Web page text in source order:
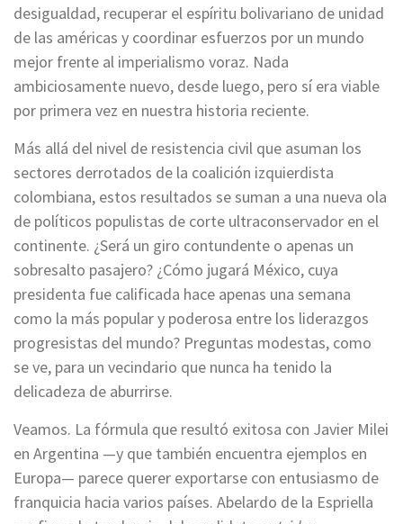
desigualdad, recuperar el espíritu bolivariano de unidad
de las américas y coordinar esfuerzos por un mundo
mejor frente al imperialismo voraz. Nada
ambiciosamente nuevo, desde luego, pero sí era viable
por primera vez en nuestra historia reciente.
Más allá del nivel de resistencia civil que asuman los
sectores derrotados de la coalición izquierdista
colombiana, estos resultados se suman a una nueva ola
de políticos populistas de corte ultraconservador en el
continente. ¿Será un giro contundente o apenas un
sobresalto pasajero? ¿Cómo jugará México, cuya
presidenta fue calificada hace apenas una semana
como la más popular y poderosa entre los liderazgos
progresistas del mundo? Preguntas modestas, como
se ve, para un vecindario que nunca ha tenido la
delicadeza de aburrirse.
Veamos. La fórmula que resultó exitosa con Javier Milei
en Argentina —y que también encuentra ejemplos en
Europa— parece querer exportarse con entusiasmo de
franquicia hacia varios países. Abelardo de la Espriella